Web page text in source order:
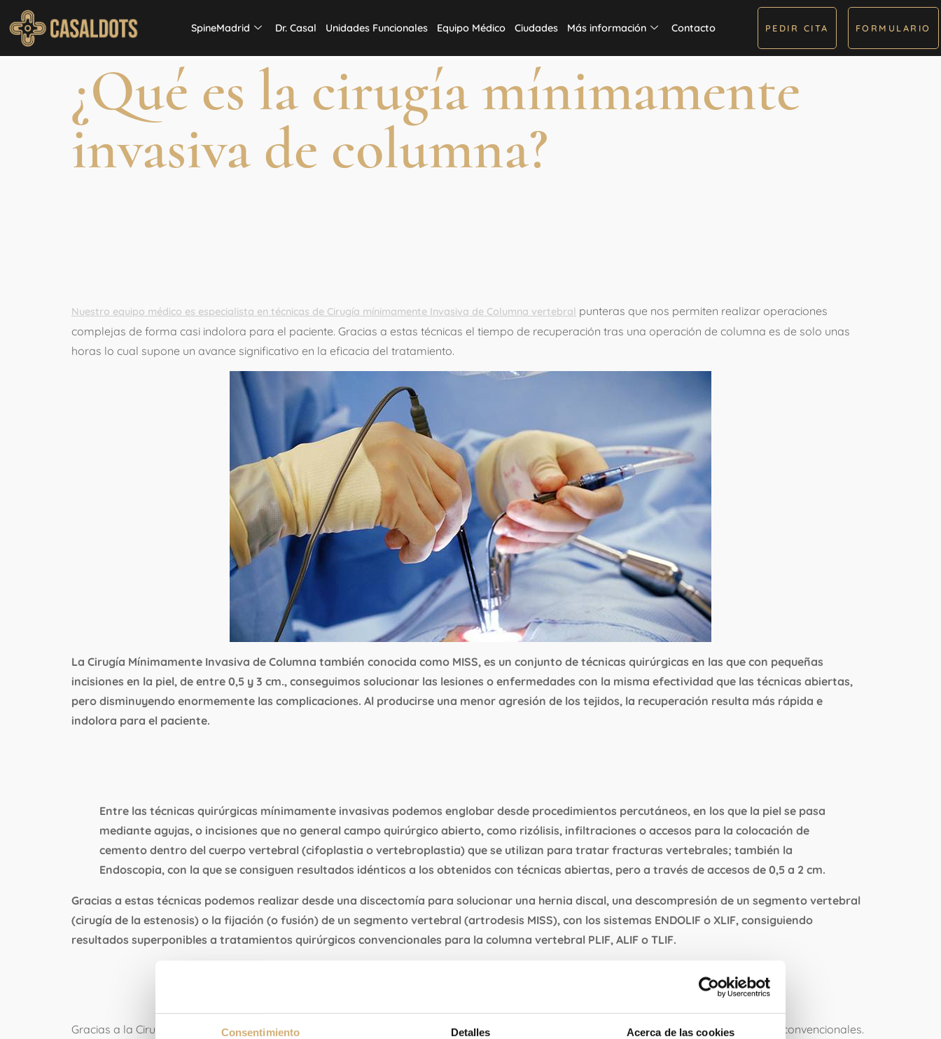
Consentimiento Detalles Acerca de las cookies
SpineMadrid Dr. Casal Unidades Funcionales Equipo Médico Ciudades Más información Contacto PEDIR CITA FORMULARIO
¿Qué es la cirugía mínimamente
invasiva de columna?
Nuestro equipo médico es especialista en técnicas de Cirugía mínimamente Invasiva de Columna vertebral punteras que nos permiten realizar operaciones
complejas de forma casi indolora para el paciente. Gracias a estas técnicas el tiempo de recuperación tras una operación de columna es de solo unas
horas lo cual supone un avance significativo en la eficacia del tratamiento.
La Cirugía Mínimamente Invasiva de Columna también conocida como MISS, es un conjunto de técnicas quirúrgicas en las que con pequeñas
incisiones en la piel, de entre 0,5 y 3 cm., conseguimos solucionar las lesiones o enfermedades con la misma efectividad que las técnicas abiertas,
pero disminuyendo enormemente las complicaciones. Al producirse una menor agresión de los tejidos, la recuperación resulta más rápida e
indolora para el paciente.
Entre las técnicas quirúrgicas mínimamente invasivas podemos englobar desde procedimientos percutáneos, en los que la piel se pasa
mediante agujas, o incisiones que no general campo quirúrgico abierto, como rizólisis, infiltraciones o accesos para la colocación de
cemento dentro del cuerpo vertebral (cifoplastia o vertebroplastia) que se utilizan para tratar fracturas vertebrales; también la
Endoscopia, con la que se consiguen resultados idénticos a los obtenidos con técnicas abiertas, pero a través de accesos de 0,5 a 2 cm.
Gracias a estas técnicas podemos realizar desde una discectomía para solucionar una hernia discal, una descompresión de un segmento vertebral
(cirugía de la estenosis) o la fijación (o fusión) de un segmento vertebral (artrodesis MISS), con los sistemas ENDOLIF o XLIF, consiguiendo
resultados superponibles a tratamientos quirúrgicos convencionales para la columna vertebral PLIF, ALIF o TLIF.
¿Cuanto tiempo dura el postoperatorio?
Gracias a la Cirugía Mínimamente Invasiva de Columna el postoperatorio tras la operación es más rápido e indoloro que con las técnicas convencionales.